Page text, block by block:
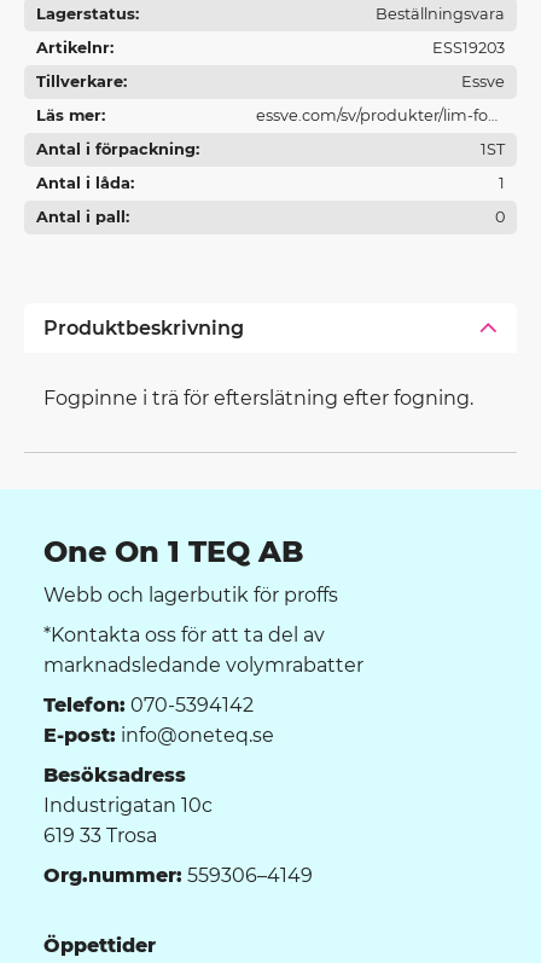
Lagerstatus
Beställningsvara
Artikelnr
ESS19203
Tillverkare
Essve
Läs mer
essve.com/sv/produkter/lim-fog-
och-brandtatning/
Antal i förpackning
1ST
Antal i låda
1
Antal i pall
0
Produktbeskrivning
Fogpinne i trä för efterslätning efter fogning.
One On 1 TEQ AB
Webb och lagerbutik för proffs
*Kontakta oss för att ta del av
marknadsledande volymrabatter
Telefon: 070-5394142
E-post: info@oneteq.se
Besöksadress
Industrigatan 10c
619 33 Trosa
Org.nummer: 559306–4149
Öppettider